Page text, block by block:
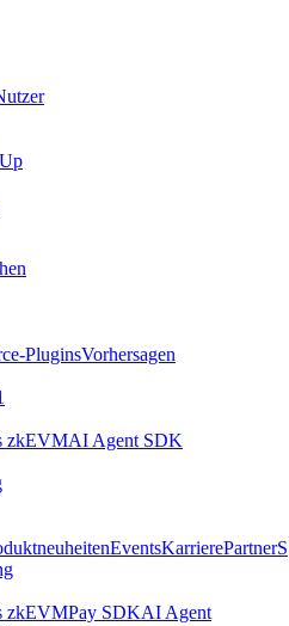
PluginsVorhersagen
zkEVMAI Agent SDK
EventsKarrierePartnerS
zkEVMPay SDKAI Agent